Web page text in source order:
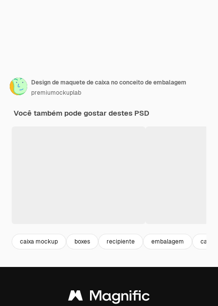
Design de maquete de caixa no conceito de embalagem
premiumockuplab
Você também pode gostar destes PSD
caixa mockup boxes recipiente embalagem caixa